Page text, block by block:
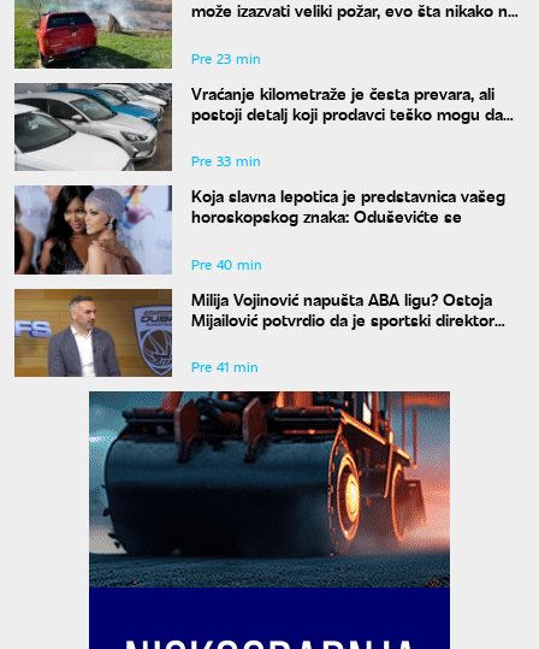
može izazvati veliki požar, evo šta nikako ne
Pre 23 min
Vraćanje kilometraže je česta prevara, ali
postoji detalj koji prodavci teško mogu da
Pre 33 min
Koja slavna lepotica je predstavnica vašeg
horoskopskog znaka: Oduševićte se
Pre 40 min
Milija Vojinović napušta ABA ligu? Ostoja
Mijailović potvrdio da je sportski direktor
Pre 41 min